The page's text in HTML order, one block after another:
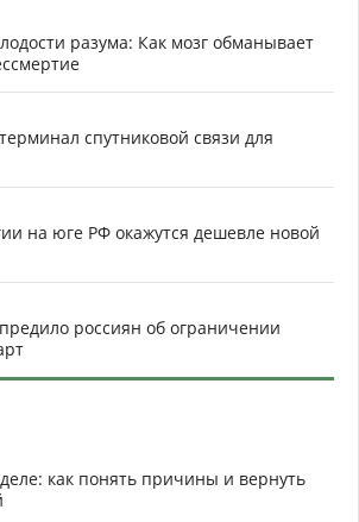
разума: Как мозг обманывает
спутниковой связи для
на юге РФ окажутся дешевле новой
россиян об ограничении
как понять причины и вернуть